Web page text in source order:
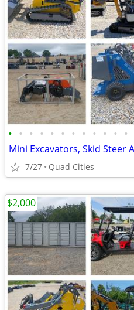
• • • • • • • • • • • •
7/27 Quad Cities
$2,000